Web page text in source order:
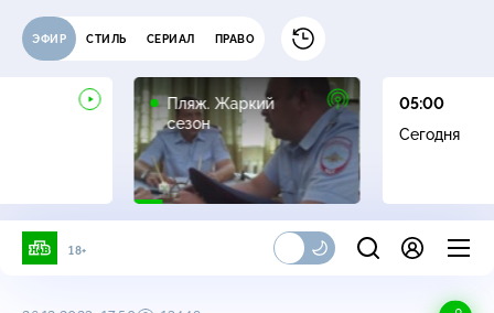
ЭФИР СТИЛЬ СЕРИАЛ ПРАВО
Пляж. Жаркий
сезон
16+
05:00
Сегодня
18+